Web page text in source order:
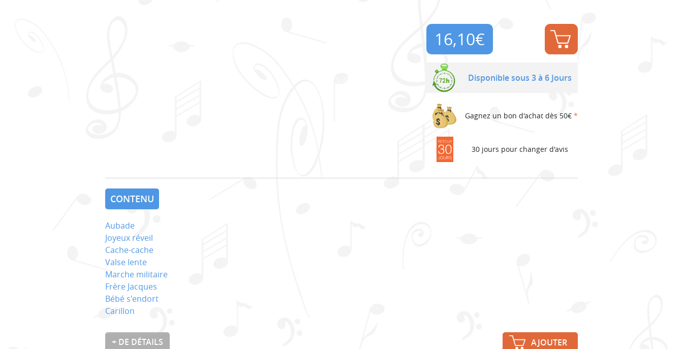
16,10€
Disponible sous 3 à 6 Jours
Gagnez un bon d'achat dès 50€ *
30 jours pour changer d'avis
CONTENU
Aubade
Joyeux réveil
Cache-cache
Valse lente
Marche militaire
Frère Jacques
Bébé s'endort
Carillon
+ DE DÉTAILS AJOUTER